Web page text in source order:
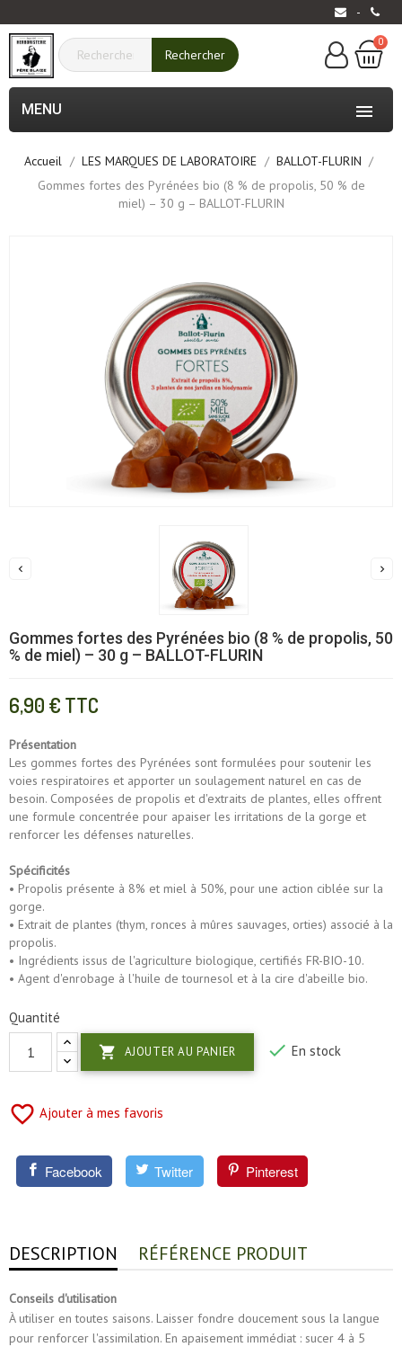
-
0
Rechercher

MENU
Accueil LES MARQUES DE LABORATOIRE
BALLOT-FLURIN
Gommes fortes des Pyrénées bio (8 % de propolis, 50 % de
miel) – 30 g – BALLOT-FLURIN
 
Gommes fortes des Pyrénées bio (8 % de propolis, 50
% de miel) – 30 g – BALLOT-FLURIN
6,90 € TTC
Présentation
Les gommes fortes des Pyrénées sont formulées pour soutenir les
voies respiratoires et apporter un soulagement naturel en cas de
besoin. Composées de propolis et d'extraits de plantes, elles offrent
une formule concentrée pour apaiser les irritations de la gorge et
renforcer les défenses naturelles.
Spécificités
• Propolis présente à 8% et miel à 50%, pour une action ciblée sur la
gorge.
• Extrait de plantes (thym, ronces à mûres sauvages, orties) associé à la
propolis.
• Ingrédients issus de l'agriculture biologique, certifiés FR-BIO-10.
• Agent d'enrobage à l'huile de tournesol et à la cire d'abeille bio.
Quantité
 AJOUTER AU PANIER  En stock
favorite_border Ajouter à mes favoris
Facebook Twitter Pinterest
DESCRIPTION RÉFÉRENCE PRODUIT
Conseils d'utilisation
À utiliser en toutes saisons. Laisser fondre doucement sous la langue
pour renforcer l'assimilation. En apaisement immédiat : sucer 4 à 5